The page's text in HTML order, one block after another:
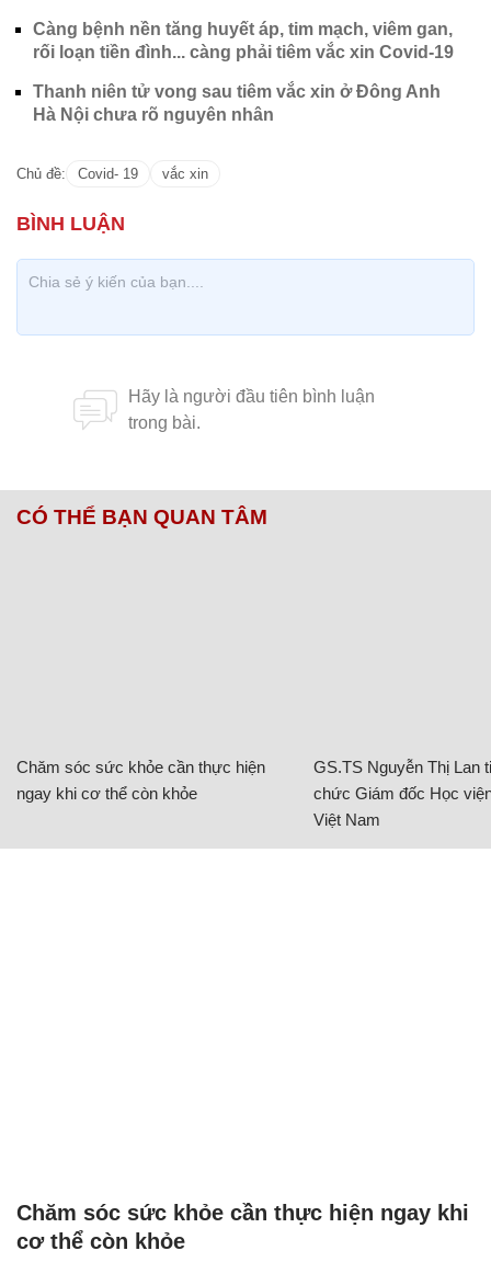
Càng bệnh nền tăng huyết áp, tim mạch, viêm gan,
rối loạn tiền đình... càng phải tiêm vắc xin Covid-19
Thanh niên tử vong sau tiêm vắc xin ở Đông Anh
Hà Nội chưa rõ nguyên nhân
Chủ đề: Covid- 19 vắc xin
CÓ THỂ BẠN QUAN TÂM
Chăm sóc sức khỏe cần thực hiện
ngay khi cơ thể còn khỏe
GS.TS Nguyễn Thị Lan
chức Giám đốc Học
Việt Nam
Chăm sóc sức khỏe cần thực hiện ngay khi
cơ thể còn khỏe